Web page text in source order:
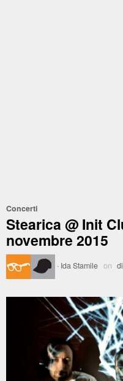
Concerti
Stearica @ Init
novembre 2015
· Ida Stamile on